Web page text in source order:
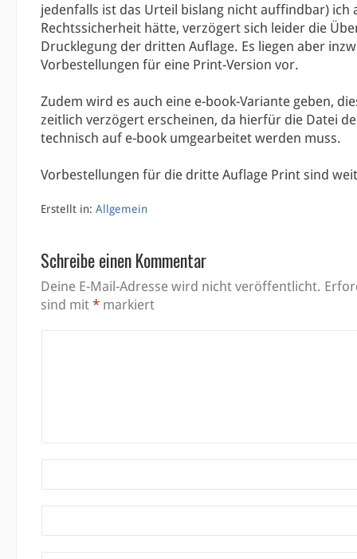
jedenfalls ist das Urteil bislang nicht auffindbar) ich
Rechtssicherheit hätte, verzögert sich leider die
Drucklegung der dritten Auflage. Es liegen aber
Vorbestellungen für eine Print-Version vor.
Zudem wird es auch eine e-book-Variante geben,
zeitlich verzögert erscheinen, da hierfür die Datei
technisch auf e-book umgearbeitet werden muss.
Vorbestellungen für die dritte Auflage Print sind
Erstellt in: Allgemein
Schreibe einen Kommentar
Deine E-Mail-Adresse wird nicht veröffentlicht.
sind mit * markiert